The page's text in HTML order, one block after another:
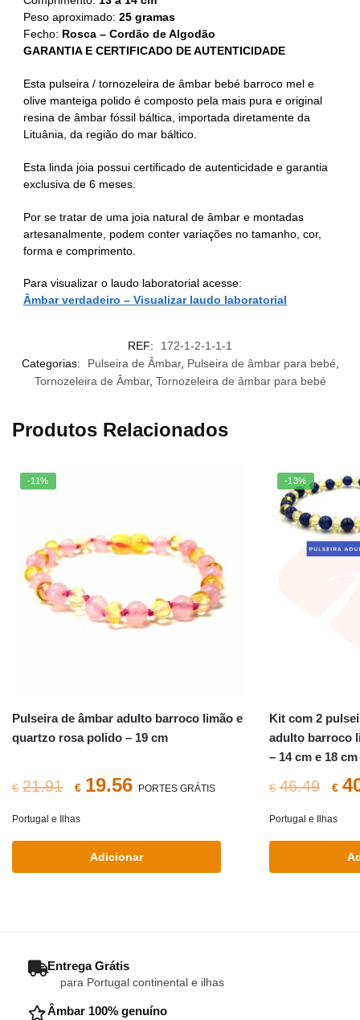
Peso aproximado: 25 gramas
Fecho: Rosca – Cordão de Algodão
GARANTIA E CERTIFICADO DE AUTENTICIDADE
Esta pulseira / tornozeleira de âmbar bebé barroco mel e
olive manteiga polido é composto pela mais pura e original
resina de âmbar fóssil báltica, importada diretamente da
Lituânia, da região do mar báltico.
Esta linda joia possui certificado de autenticidade e garantia
exclusiva de 6 meses.
Por se tratar de uma joia natural de âmbar e montadas
artesanalmente, podem conter variações no tamanho, cor,
forma e comprimento.
Para visualizar o laudo laboratorial acesse:
Âmbar verdadeiro – Visualizar laudo laboratorial
REF:
172-1-2-1-1-1
Categorias:
Pulseira de Âmbar, Pulseira de âmbar para bebé
Tornozeleira de Âmbar, Tornozeleira de âmbar para bebé
Produtos Relacionados
-11%
Pulseira de âmbar adulto barroco limão e
quartzo rosa polido – 19 cm
€ 21.91
O
preço
original
era:
€ 19.56O
atual
é:
PORTES GRÁTIS
Portugal e Ilhas
Adicionar
-13%
Kit com 2
adulto barroco
– 14 cm e 18 cm
€ 46.49
O
€
Portugal e Ilhas
– Entrega Grátis
para Portugal continental e ilhas
– Âmbar 100% genuíno